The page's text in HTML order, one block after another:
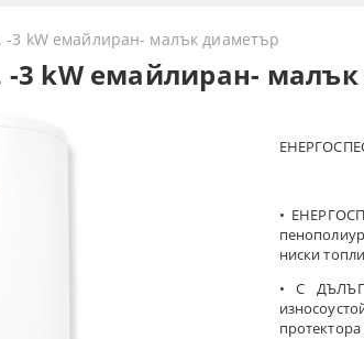
kW емайлиран- малък диаметър
3 kW емайлиран-
•
ниски
• С